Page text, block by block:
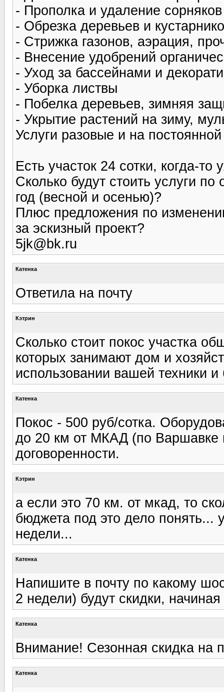
- Прополка и удаление
- Обрезка деревьев и
- Стрижка газонов, аэрация,
- Внесение удобрений
- Уход за бассейнами и
- Уборка листвы
- Побелка деревьев, зимняя
- Укрытие растений на зиму,
Услуги разовые и на
Есть участок 24 сотки, когда-
Сколько будут стоить услуги по
год (весной и осенью)?
Плюс предложения по
за эскизный проект?
5jk@bk.ru
Катенка
Ответила на почту
Кэтрин
Сколько стоит покос участка
которых занимают дом и
использовании вашей техники и
Катенка
Покос - 500 руб/сотка.
до 20 км от МКАД (по Варшавке
договоренности.
Кэтрин
а если это 70 км. от мкад, то
бюджета под это дело понять...
недели...
Катенка
Напишите в почту по какому
2 недели) будут скидки, начиная
Катенка
Внимание! Сезонная скидка на
Катенка